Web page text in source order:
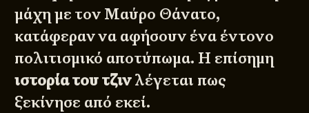
μάχη με τον Μαύρο Θάνατο,
κατάφεραν να αφήσουν ένα έντονο
πολιτισμικό αποτύπωμα. Η επίσημη
ιστορία του τζινλέγεται πως
ξεκίνησε από εκεί.